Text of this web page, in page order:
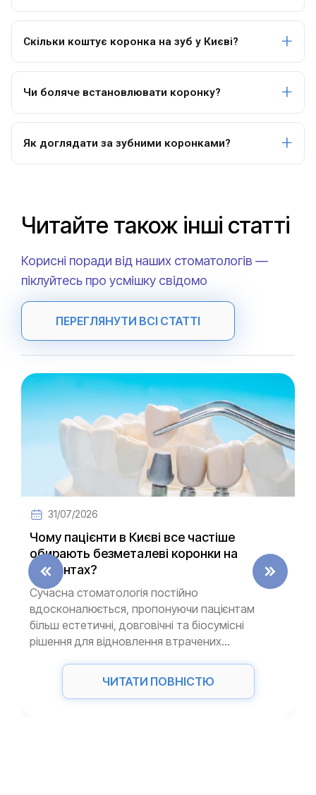
Скільки коштує коронка на зуб у Києві?
Чи боляче встановлювати коронку?
Як доглядати за зубними коронками?
Читайте також інші статті
Корисні поради від наших стоматологів —
піклуйтесь про усмішку свідомо
ПЕРЕГЛЯНУТИ ВСІ СТАТТІ
31/07/2026
Чому пацієнти в Києві все частіше
обирають безметалеві коронки на
імплантах?
Сучасна стоматологія постійно
вдосконалюється, пропонуючи пацієнтам
більш естетичні, довговічні та біосумісні
рішення для відновлення втрачених...
ЧИТАТИ ПОВНІСТЮ